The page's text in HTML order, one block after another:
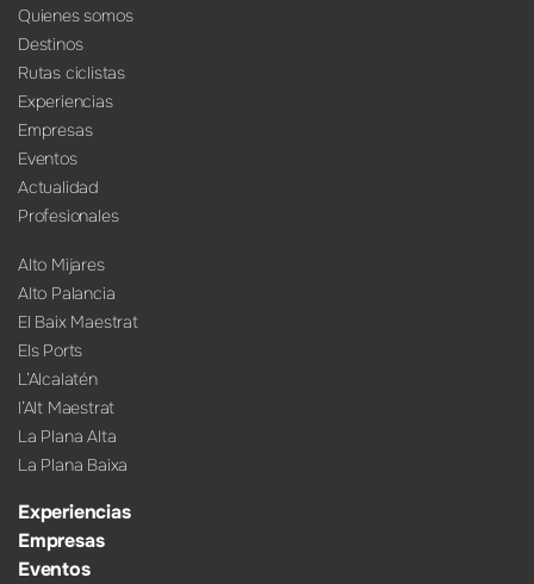
Quienes somos
Destinos
Rutas ciclistas
Experiencias
Empresas
Eventos
Actualidad
Profesionales
Alto Mijares
Alto Palancia
El Baix Maestrat
Els Ports
L’Alcalatén
l’Alt Maestrat
La Plana Alta
La Plana Baixa
Experiencias
Empresas
Eventos